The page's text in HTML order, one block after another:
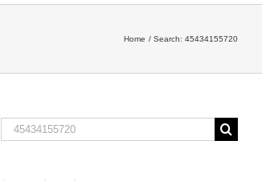
Home Search: 45434155720
Search
for: